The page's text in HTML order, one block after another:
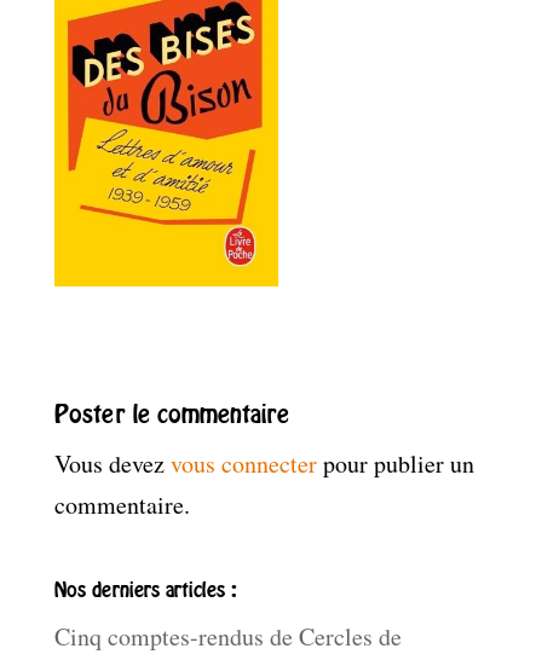
Poster le commentaire
Vous devezvous connecterpour publier un
commentaire.
Nos derniers articles :
Cinq comptes-rendus de Cercles de